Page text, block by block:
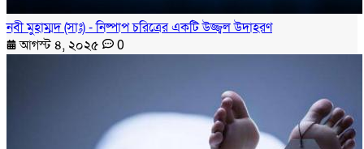
নবী মুহাম্মদ (সাঃ) - নিষ্পাপ চরিত্রের একটি উজ্জ্বল উদাহরণ
আগস্ট ৪, ২০২৫
0